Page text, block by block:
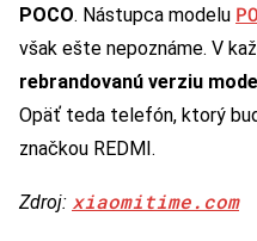
POCO. Nástupca modelu
však ešte nepoznáme. V
rebrandovanú verziu
Opäť teda telefón, ktorý
značkou REDMI.
Zdroj: xiaomitime.com